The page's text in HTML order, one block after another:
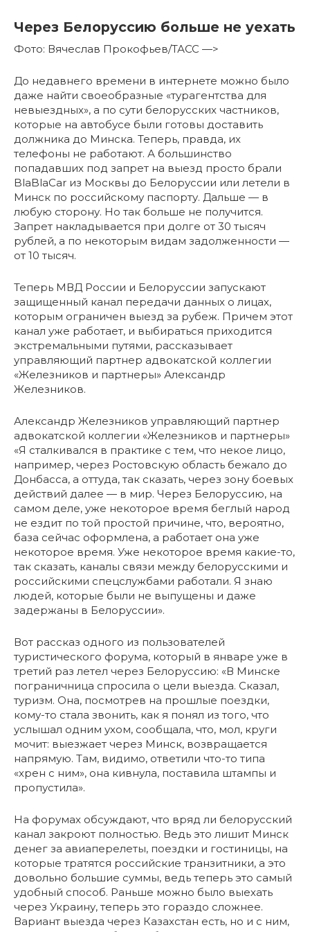
Через Белоруссию больше не уехать
Фото: Вячеслав Прокофьев/ТАСС —>
До недавнего времени в интернете можно было
даже найти своеобразные «турагентства для
невыездных», а по сути белорусских частников,
которые на автобусе были готовы доставить
должника до Минска. Теперь, правда, их
телефоны не работают. А большинство
попадавших под запрет на выезд просто брали
BlaBlaCar из Москвы до Белоруссии или летели в
Минск по российскому паспорту. Дальше — в
любую сторону. Но так больше не получится.
Запрет накладывается при долге от 30 тысяч
рублей, а по некоторым видам задолженности —
от 10 тысяч.
Теперь МВД России и Белоруссии запускают
защищенный канал передачи данных о лицах,
которым ограничен выезд за рубеж. Причем этот
канал уже работает, и выбираться приходится
экстремальными путями, рассказывает
управляющий партнер адвокатской коллегии
«Железников и партнеры» Александр
Железников.
Александр Железников управляющий партнер
адвокатской коллегии «Железников и партнеры»
«Я сталкивался в практике с тем, что некое лицо,
например, через Ростовскую область бежало до
Донбасса, а оттуда, так сказать, через зону боевых
действий далее — в мир. Через Белоруссию, на
самом деле, уже некоторое время беглый народ
не ездит по той простой причине, что, вероятно,
база сейчас оформлена, а работает она уже
некоторое время. Уже некоторое время какие-то,
так сказать, каналы связи между белорусскими и
российскими спецслужбами работали. Я знаю
людей, которые были не выпущены и даже
задержаны в Белоруссии».
Вот рассказ одного из пользователей
туристического форума, который в январе уже в
третий раз летел через Белоруссию: «В Минске
пограничница спросила о цели выезда. Сказал,
туризм. Она, посмотрев на прошлые поездки,
кому-то стала звонить, как я понял из того, что
услышал одним ухом, сообщала, что, мол, круги
мочит: выезжает через Минск, возвращается
напрямую. Там, видимо, ответили что-то типа
«хрен с ним», она кивнула, поставила штампы и
пропустила».
На форумах обсуждают, что вряд ли белорусский
канал закроют полностью. Ведь это лишит Минск
денег за авиаперелеты, поездки и гостиницы, на
которые тратятся российские транзитники, а это
довольно большие суммы, ведь теперь это самый
удобный способ. Раньше можно было выехать
через Украину, теперь это гораздо сложнее.
Вариант выезда через Казахстан есть, но и с ним,